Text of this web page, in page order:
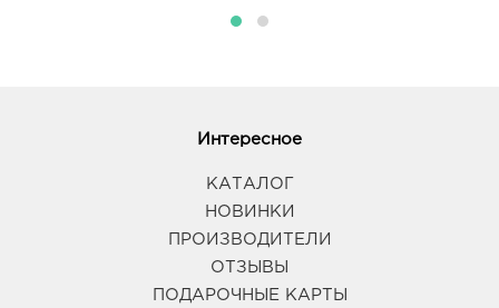
Интересное
КАТАЛОГ
НОВИНКИ
ПРОИЗВОДИТЕЛИ
ОТЗЫВЫ
ПОДАРОЧНЫЕ КАРТЫ